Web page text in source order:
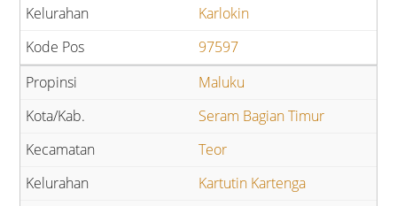
Karlokin
97597
Maluku
Seram Bagian Timur
Teor
Kartutin Kartenga